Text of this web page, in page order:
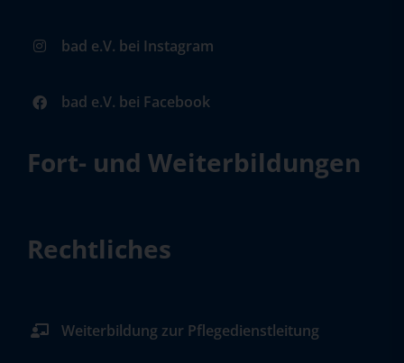
bad e.V. bei Instagram
bad e.V. bei Facebook
Fort- und Weiterbildungen
Rechtliches
Weiterbildung zur Pflegedienstleitung